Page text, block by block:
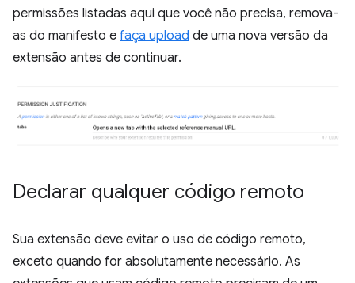
permissões listadas aqui que você não precisa, remova-
as do manifesto e faça upload de uma nova versão da
extensão antes de continuar.
Declarar qualquer código remoto
Sua extensão deve evitar o uso de código remoto,
exceto quando for absolutamente necessário. As